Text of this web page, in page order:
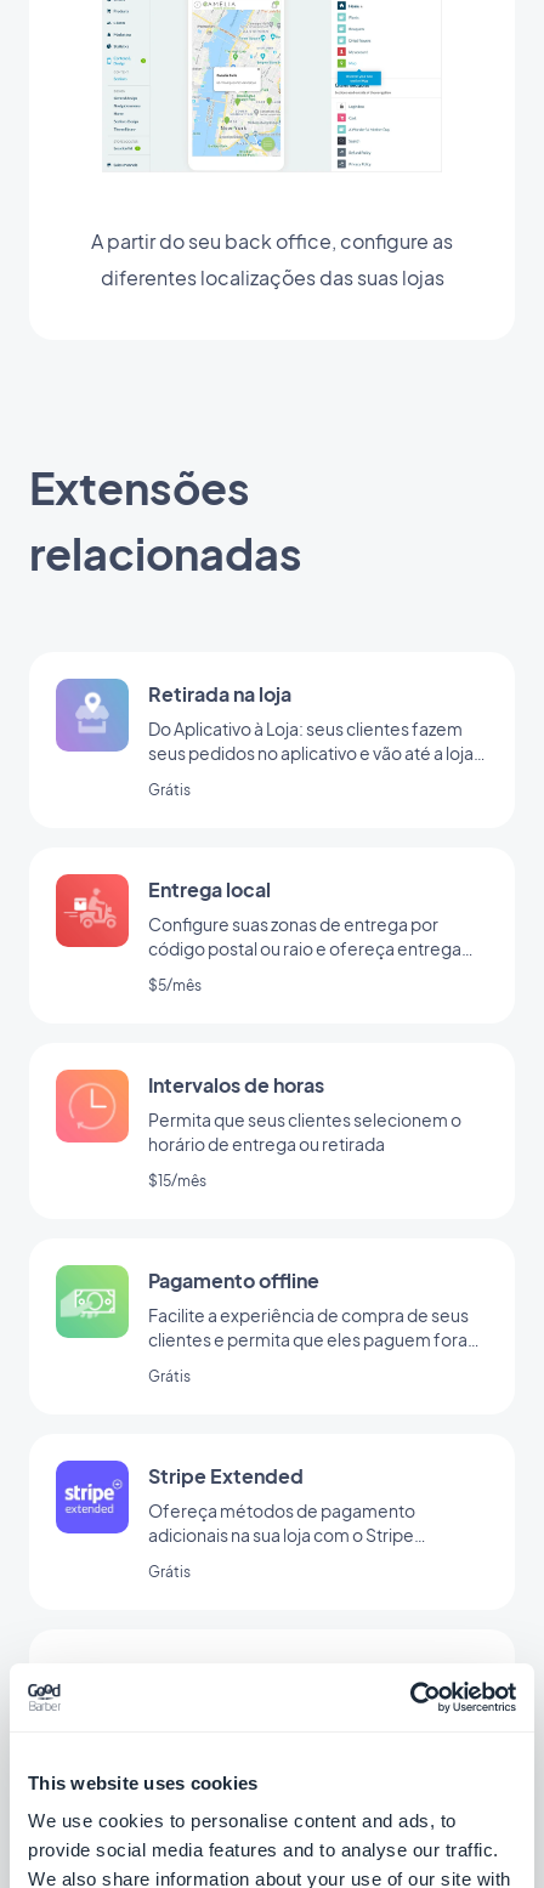
This website uses cookies
We use cookies to personalise content and ads, to
provide social media features and to analyse our traffic.
We also share information about your use of our site with
A partir do seu back office, configure as
diferentes localizações das suas lojas
Extensões
relacionadas
Retirada na loja
Do Aplicativo à Loja: seus clientes fazem
seus pedidos no aplicativo e vão até a loja
Grátis
Entrega local
Configure suas zonas de entrega por
código postal ou raio e ofereça entrega
rápida para sua comunidade local
$5/mês
Intervalos de horas
Permita que seus clientes selecionem o
horário de entrega ou retirada
$15/mês
Pagamento offline
Facilite a experiência de compra de seus
clientes e permita que eles paguem fora
Grátis
Stripe Extended
Ofereça métodos de pagamento
adicionais na sua loja com o Stripe
Grátis
Ofereça uma nova solução de pagamento
Programa de fidelidade